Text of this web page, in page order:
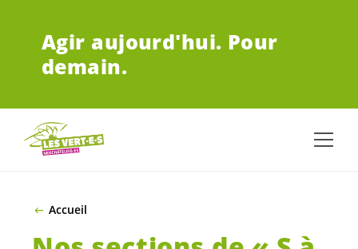
Agir aujourd'hui. Pour
demain.
Accueil